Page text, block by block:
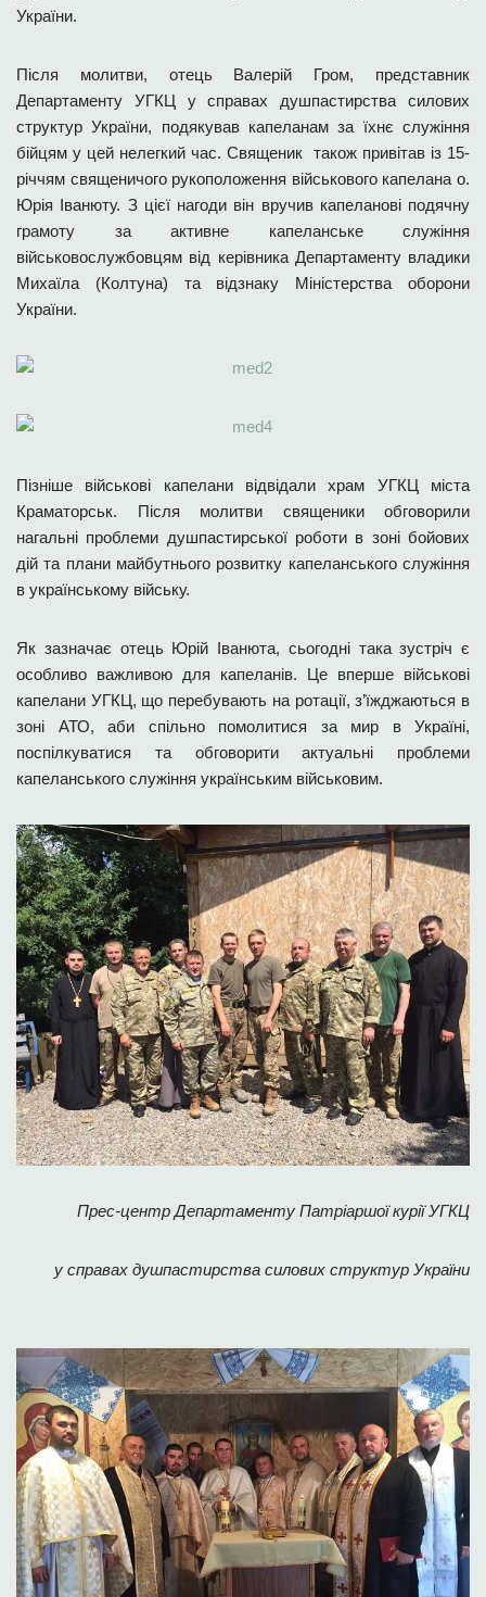
України.
Після молитви, отець Валерій Гром, представник
Департаменту УГКЦ у справах душпастирства силових
структур України, подякував капеланам за їхнє служіння
бійцям у цей нелегкий час. Священик також привітав із 15-
річчям священичого рукоположення військового капелана о.
Юрія Іванюту. З цієї нагоди він вручив капеланові подячну
грамоту за активне капеланське служіння
військовослужбовцям від керівника Департаменту владики
Михаїла (Колтуна) та відзнаку Міністерства оборони
України.
Пізніше військові капелани відвідали храм УГКЦ міста
Краматорськ. Після молитви священики обговорили
нагальні проблеми душпастирської роботи в зоні бойових
дій та плани майбутнього розвитку капеланського служіння
в українському війську.
Як зазначає отець Юрій Іванюта, сьогодні така зустріч є
особливо важливою для капеланів. Це вперше військові
капелани УГКЦ, що перебувають на ротації, з’їжджаються в
зоні АТО, аби спільно помолитися за мир в Україні,
поспілкуватися та обговорити актуальні проблеми
капеланського служіння українським військовим.
Прес-центр Департаменту Патріаршої курії УГКЦ
у справах душпастирства силових структур України